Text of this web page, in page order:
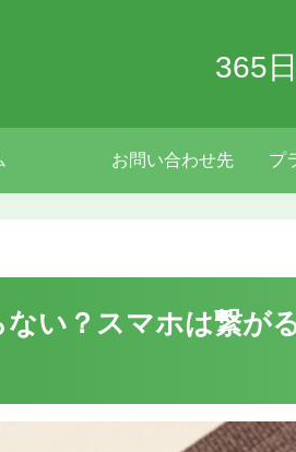
365
お問い合わせ先
い？スマホは繋が